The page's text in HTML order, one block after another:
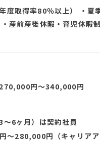
度取得率80％以上） ・夏
産前産後休暇・育児休暇
270,000円〜340,000円
〜6ヶ月）は契約社員
〜280,000円（キャリア